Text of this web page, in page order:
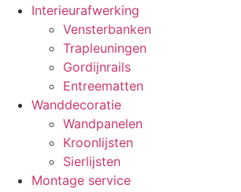
Interieurafwerking
Vensterbanken
Trapleuningen
Gordijnrails
Entreematten
Wanddecoratie
Wandpanelen
Kroonlijsten
Sierlijsten
Montage service